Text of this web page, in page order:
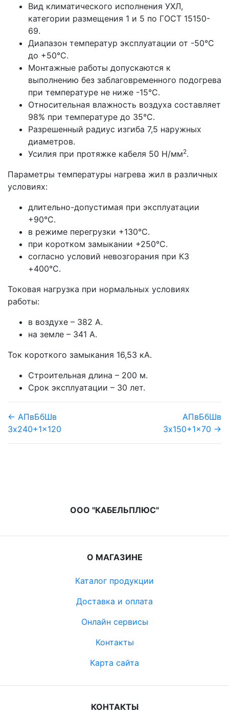
Вид климатического исполнения УХЛ,
категории размещения 1 и 5 по ГОСТ 15150-
69.
Диапазон температур эксплуатации от -50°С
до +50°С.
Монтажные работы допускаются к
выполнению без заблаговременного подогрева
при температуре не ниже -15°С.
Относительная влажность воздуха составляет
98% при температуре до 35°С.
Разрешенный радиус изгиба 7,5 наружных
диаметров.
Усилия при протяжке кабеля 50 Н/мм2.
Параметры температуры нагрева жил в различных
условиях:
длительно-допустимая при эксплуатации
+90°С.
в режиме перегрузки +130°С.
при коротком замыкании +250°С.
согласно условий невозгорания при КЗ
+400°С.
Токовая нагрузка при нормальных условиях
работы:
в воздухе – 382 А.
на земле – 341 А.
Ток короткого замыкания 16,53 кА.
Строительная длина – 200 м.
Срок эксплуатации – 30 лет.
← АПвБбШв
3x240+1x120
АПвБбШв
3x150+1x70 →
ООО "КАБЕЛЬПЛЮС"
О МАГАЗИНЕ
Каталог продукции
Доставка и оплата
Онлайн сервисы
Контакты
Карта сайта
КОНТАКТЫ